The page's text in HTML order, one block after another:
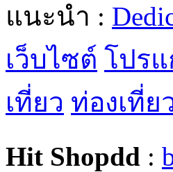
แนะนำ :
เว็บไซต์ โปร
เที่ยว ท่องเที่ย
Hit Shopdd :